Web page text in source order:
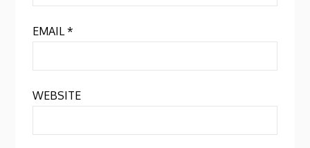
EMAIL*
WEBSITE